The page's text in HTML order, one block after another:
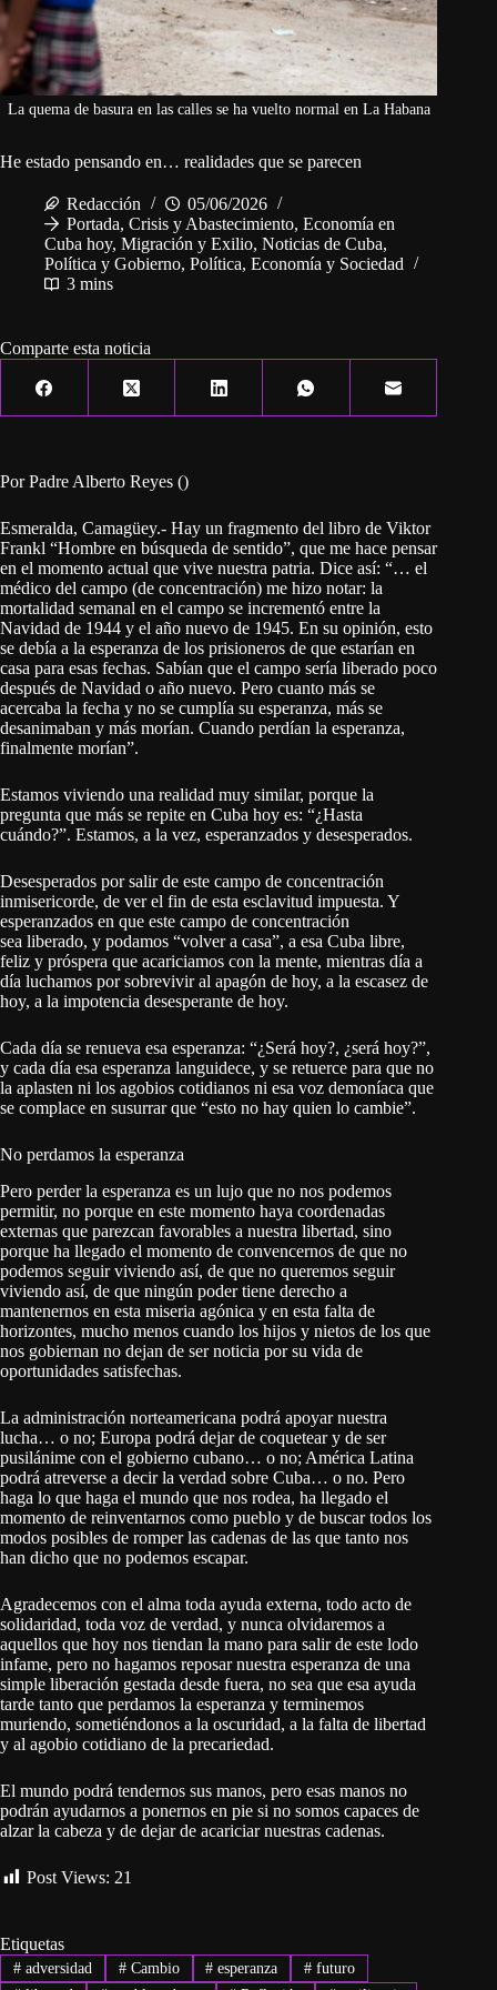
La quema de basura en las calles se ha vuelto normal en La Habana
He estado pensando en… realidades que se parecen
Redacción
05/06/2026
Portada, Crisis y Abastecimiento, Economía en
Cuba hoy, Migración y Exilio, Noticias de Cuba,
Política y Gobierno, Política, Economía y Sociedad
3 mins
Comparte esta noticia
Por Padre Alberto Reyes ()
Esmeralda, Camagüey.- Hay un fragmento del libro de Viktor
Frankl “Hombre en búsqueda de sentido”, que me hace pensar
en el momento actual que vive nuestra patria. Dice así: “… el
médico del campo (de concentración) me hizo notar: la
mortalidad semanal en el campo se incrementó entre la
Navidad de 1944 y el año nuevo de 1945. En su opinión, esto
se debía a la esperanza de los prisioneros de que estarían en
casa para esas fechas. Sabían que el campo sería liberado poco
después de Navidad o año nuevo. Pero cuanto más se
acercaba la fecha y no se cumplía su esperanza, más se
desanimaban y más morían. Cuando perdían la esperanza,
finalmente morían”.
Estamos viviendo una realidad muy similar, porque la
pregunta que más se repite en Cuba hoy es: “¿Hasta
cuándo?”. Estamos, a la vez, esperanzados y desesperados.
Desesperados por salir de este campo de concentración
inmisericorde, de ver el fin de esta esclavitud impuesta. Y
esperanzados en que este campo de concentración
sea liberado, y podamos “volver a casa”, a esa Cuba libre,
feliz y próspera que acariciamos con la mente, mientras día a
día luchamos por sobrevivir al apagón de hoy, a la escasez de
hoy, a la impotencia desesperante de hoy.
Cada día se renueva esa esperanza: “¿Será hoy?, ¿será hoy?”,
y cada día esa esperanza languidece, y se retuerce para que no
la aplasten ni los agobios cotidianos ni esa voz demoníaca que
se complace en susurrar que “esto no hay quien lo cambie”.
No perdamos la esperanza
Pero perder la esperanza es un lujo que no nos podemos
permitir, no porque en este momento haya coordenadas
externas que parezcan favorables a nuestra libertad, sino
porque ha llegado el momento de convencernos de que no
podemos seguir viviendo así, de que no queremos seguir
viviendo así, de que ningún poder tiene derecho a
mantenernos en esta miseria agónica y en esta falta de
horizontes, mucho menos cuando los hijos y nietos de los que
nos gobiernan no dejan de ser noticia por su vida de
oportunidades satisfechas.
La administración norteamericana podrá apoyar nuestra
lucha… o no; Europa podrá dejar de coquetear y de ser
pusilánime con el gobierno cubano… o no; América Latina
podrá atreverse a decir la verdad sobre Cuba… o no. Pero
haga lo que haga el mundo que nos rodea, ha llegado el
momento de reinventarnos como pueblo y de buscar todos los
modos posibles de romper las cadenas de las que tanto nos
han dicho que no podemos escapar.
Agradecemos con el alma toda ayuda externa, todo acto de
solidaridad, toda voz de verdad, y nunca olvidaremos a
aquellos que hoy nos tiendan la mano para salir de este lodo
infame, pero no hagamos reposar nuestra esperanza de una
simple liberación gestada desde fuera, no sea que esa ayuda
tarde tanto que perdamos la esperanza y terminemos
muriendo, sometiéndonos a la oscuridad, a la falta de libertad
y al agobio cotidiano de la precariedad.
El mundo podrá tendernos sus manos, pero esas manos no
podrán ayudarnos a ponernos en pie si no somos capaces de
alzar la cabeza y de dejar de acariciar nuestras cadenas.
Post Views: 21
Etiquetas
#adversidad #Cambio # esperanza # futuro